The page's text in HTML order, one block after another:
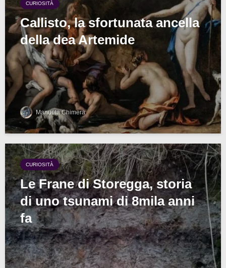
CURIOSITÀ
Callisto, la sfortunata ancella
della dea Artemide
Manuela Chimera
CURIOSITÀ
Le Frane di Storegga, storia
di uno tsunami di 8mila anni
fa